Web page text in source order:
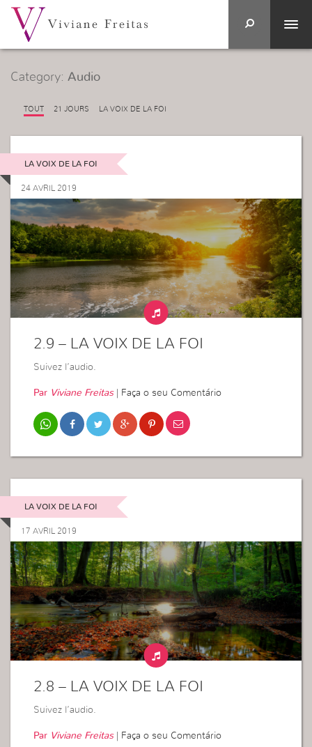
Category: Audio
TOUT 21 JOURS LA VOIX DE LA FOI
LA VOIX DE LA FOI
24 AVRIL 2019
2.9 – LA VOIX DE LA FOI
Suivez l’audio.
Par Viviane Freitas| Faça o seu Comentário
LA VOIX DE LA FOI
17 AVRIL 2019
2.8 – LA VOIX DE LA FOI
Suivez l’audio.
Par Viviane Freitas| Faça o seu Comentário